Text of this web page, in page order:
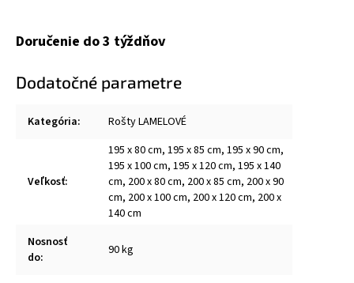
Doručenie do 3 týždňov
Dodatočné parametre
Kategória: Rošty LAMELOVÉ
Veľkosť:
195 x 80 cm, 195 x 85 cm, 195 x 90 cm,
195 x 100 cm, 195 x 120 cm, 195 x 140
cm, 200 x 80 cm, 200 x 85 cm, 200 x 90
cm, 200 x 100 cm, 200 x 120 cm, 200 x
140 cm
Nosnosť
do: 90 kg